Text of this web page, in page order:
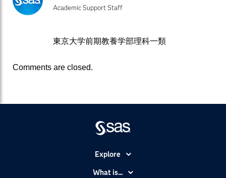
Academic Support Staff
東京大学前期教養学部理科一類
Comments are closed.
Explore
What is...